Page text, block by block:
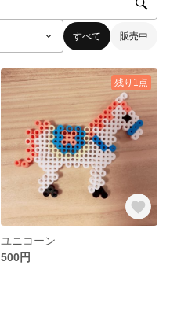
すべて 販売中
残り1点
ユニコーン
500円